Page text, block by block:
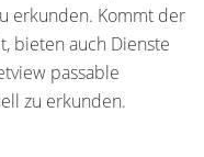
erkunden. Kommt der
bieten auch Dienste
passable
zu erkunden.